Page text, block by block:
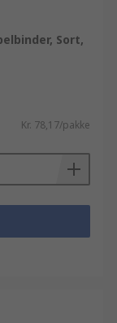
Sort,
Kr. 78,17/pakke